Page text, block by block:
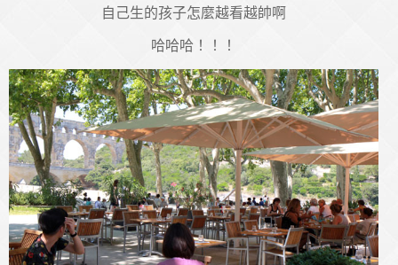
自己生的孩子怎麼越看越帥啊
哈哈哈！！！